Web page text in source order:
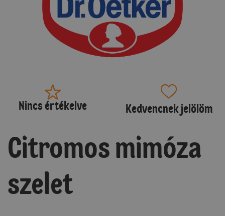
Nincs értékelve Kedvencnek jelölöm
Citromos mimóza
szelet